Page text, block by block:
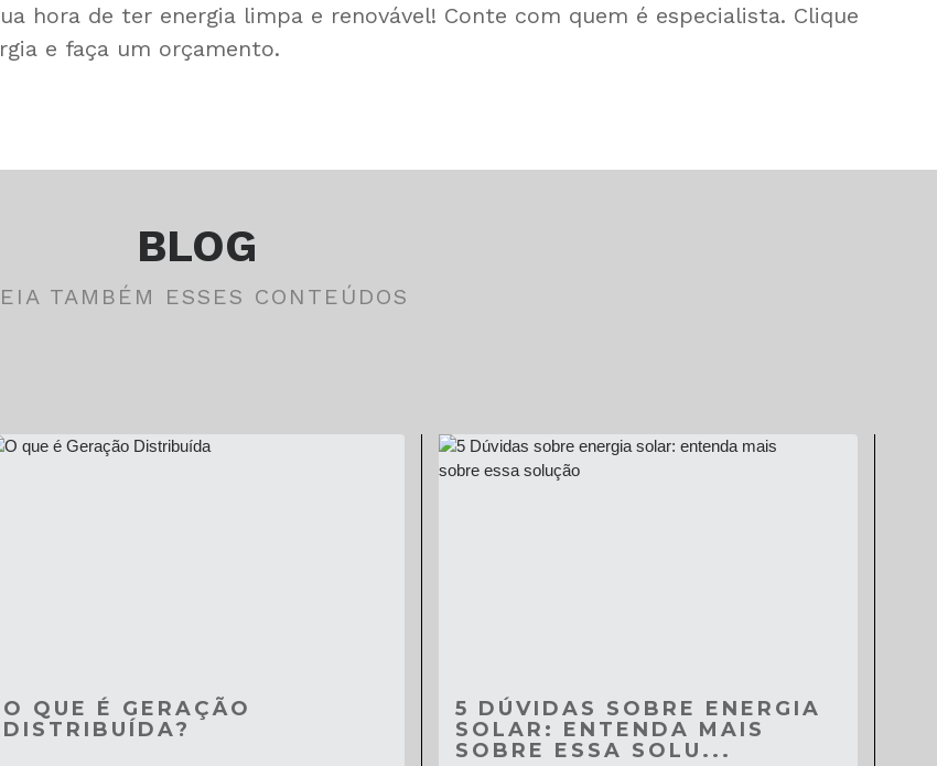
hora de ter energia limpa e renovável! Conte com quem é especialista. Clique
e faça um orçamento.
BLOG
TAMBÉM ESSES CONTEÚDOS
O QUE É GERAÇÃO
DISTRIBUÍDA?
5 DÚVIDAS SOBRE ENERGIA
SOLAR: ENTENDA MAIS
SOBRE ESSA SOLU...